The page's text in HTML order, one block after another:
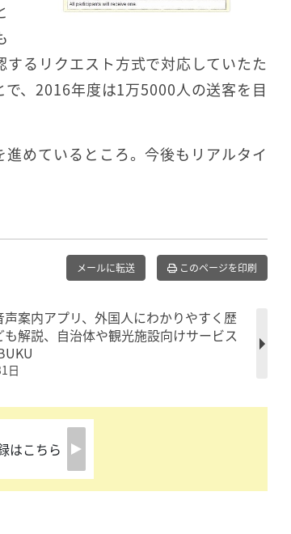
るリクエスト方式で対応していたた
、2016年度は1万5000人の送客を目
めているところ。今後もリアルタイ
メールに転送 このページを印刷
案内アプリ、外国人にわかりやすく歴
も解説、自治体や観光施設向けサービス
日
はこちら